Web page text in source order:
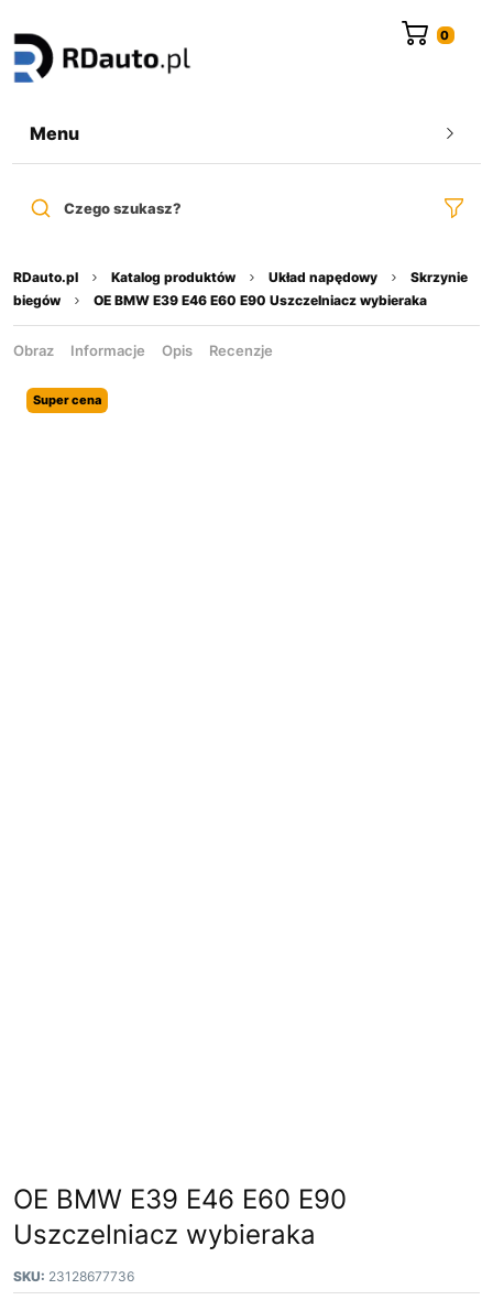
Menu
Czego szukasz?
RDauto.pl Katalog produktów Układ napędowy
Skrzynie
biegów
OE BMW E39 E46 E60 E90 Uszczelniacz wybieraka
Obraz Informacje Opis Recenzje
Super cena
OE BMW E39 E46 E60 E90
Uszczelniacz wybieraka
SKU: 23128677736